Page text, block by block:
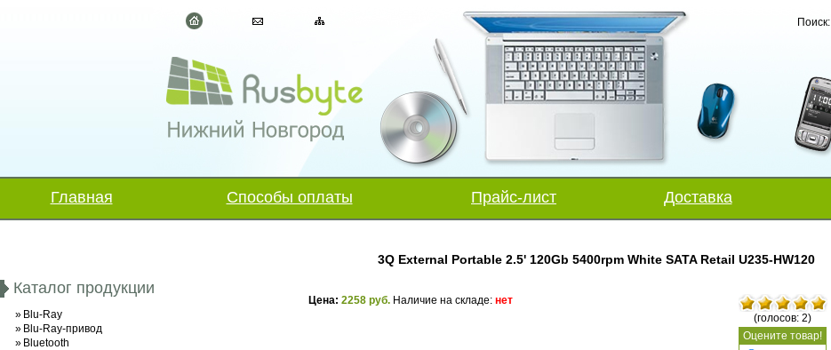
Поиск:
Главная Способы оплаты Прайс-лист Доставка
Каталог продукции
» Blu-Ray
» Blu-Ray-привод
» Bluetooth
3Q External Portable 2.5' 120Gb 5400rpm White SATA Retail U235-HW120
Цена: 2258 руб. Наличие на складе: нет
(голосов: 2)
Оцените товар!